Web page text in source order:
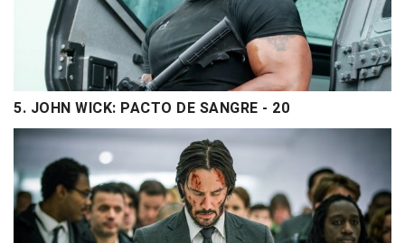
5. JOHN WICK: PACTO DE SANGRE - 20